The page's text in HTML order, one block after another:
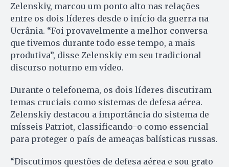
Zelenskiy, marcou um ponto alto nas relações
entre os dois líderes desde o início da guerra na
Ucrânia. “Foi provavelmente a melhor conversa
que tivemos durante todo esse tempo, a mais
produtiva”, disse Zelenskiy em seu tradicional
discurso noturno em vídeo.
Durante o telefonema, os dois líderes discutiram
temas cruciais como sistemas de defesa aérea.
Zelenskiy destacou a importância do sistema de
mísseis Patriot, classificando-o como essencial
para proteger o país de ameaças balísticas russas.
“Discutimos questões de defesa aérea e sou grato